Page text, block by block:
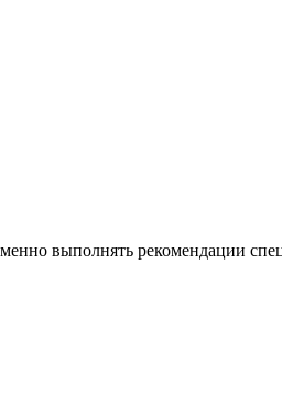
выполнять рекомендации